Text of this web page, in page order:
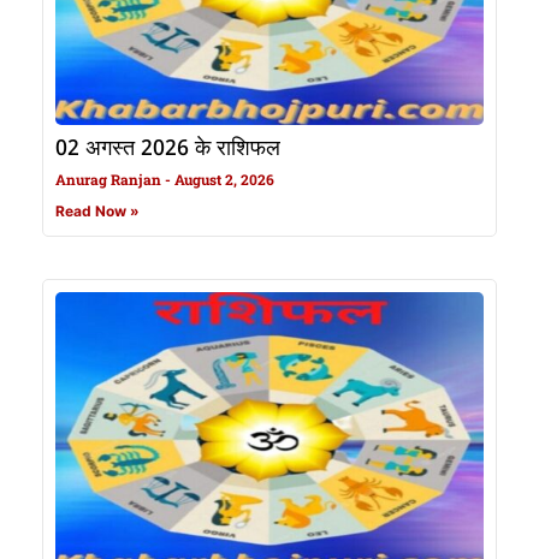
02 अगस्त 2026 के राशिफल
Anurag Ranjan August 2, 2026
Read Now »